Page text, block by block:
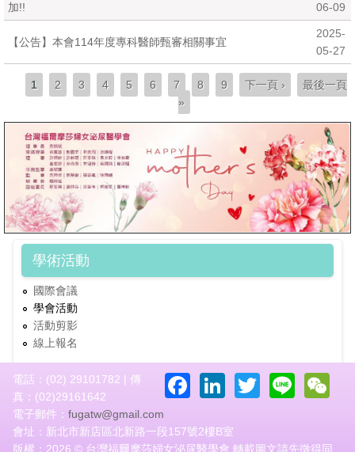
加!!
06-09
【公告】本會114年度專科醫師甄審相關事宜
2025-
05-27
頁面1 2 3 4 5 6 7 8 9 下一頁 ›
最後一頁
»
學術活動
國際會議
學會活動
活動剪影
線上報名
Facebook
LinkedIn
Twitter
Line
電話：(02) 29101782 | 傳
真：(02)29161642
電子郵件： fugatw@gmail.com
會址：新北市新店區北新路一段157號2樓B室
版權：2026 © 台灣福爾摩莎婦女泌尿醫學會 轉載圖文請先徵得同